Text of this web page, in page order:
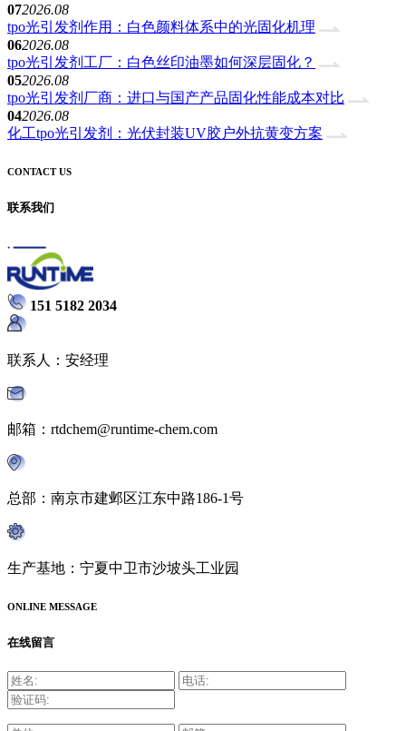
072026.08
tpo光引发剂作用：白色颜料体系中的光固化机理
062026.08
tpo光引发剂工厂：白色丝印油墨如何深层固化？
052026.08
tpo光引发剂厂商：进口与国产产品固化性能成本对比
042026.08
化工tpo光引发剂：光伏封装UV胶户外抗黄变方案
CONTACT US
联系我们
151 5182 2034
联系人：安经理
邮箱：rtdchem@runtime-chem.com
总部：南京市建邺区江东中路186-1号
生产基地：宁夏中卫市沙坡头工业园
ONLINE MESSAGE
在线留言